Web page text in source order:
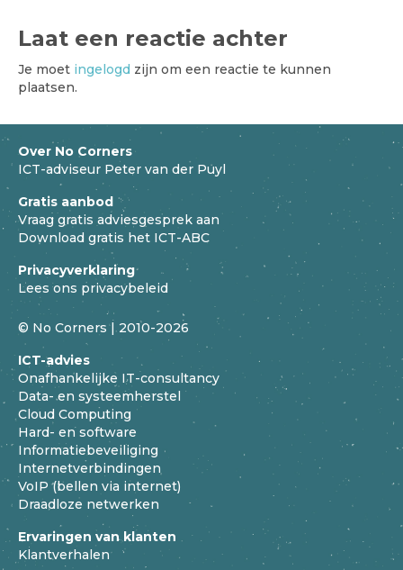
Laat een reactie achter
Je moet ingelogd zijn om een reactie te kunnen
plaatsen.
Over No Corners
ICT-adviseur Peter van der Puyl
Gratis aanbod
Vraag gratis adviesgesprek aan
Download gratis het ICT-ABC
Privacyverklaring
Lees ons privacybeleid
© No Corners | 2010-2026
ICT-advies
Onafhankelijke IT-consultancy
Data- en systeemherstel
Cloud Computing
Hard- en software
Informatiebeveiliging
Internetverbindingen
VoIP (bellen via internet)
Draadloze netwerken
Ervaringen van klanten
Klantverhalen